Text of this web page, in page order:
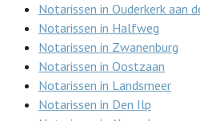
Notarissen in Ouderkerk aan
Notarissen in Halfweg
Notarissen in Zwanenburg
Notarissen in Oostzaan
Notarissen in Landsmeer
Notarissen in Den Ilp